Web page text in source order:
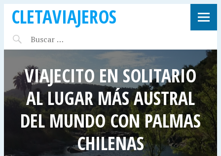
CLETAVIAJEROS
VIAJECITO EN SOLITARIO
AL LUGAR MÁS AUSTRAL
DEL MUNDO CON PALMAS
CHILENAS